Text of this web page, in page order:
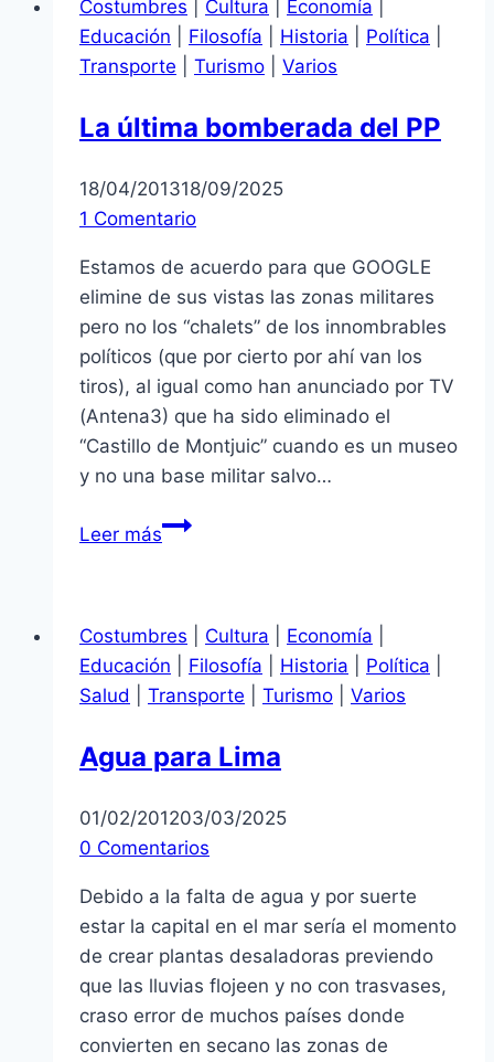
REVOCATORIA:
¡Viva
la
legislativa
Costumbres Cultura Economía
Educación
Filosofía Historia Política
Transporte
Turismo Varios
La última bomberada del PP
18/04/201318/09/2025
1 Comentario
Estamos de acuerdo para que GOOGLE
elimine de sus vistas las zonas militares
pero no los “chalets” de los innombrables
políticos (que por cierto por ahí van los
tiros), al igual como han anunciado por TV
(Antena3) que ha sido eliminado el
“Castillo de Montjuic” cuando es un museo
y no una base militar salvo…
Leer másLa
PP
Costumbres Cultura Economía
Educación
Filosofía Historia Política
Salud
Transporte Turismo Varios
Agua para Lima
01/02/201203/03/2025
0 Comentarios
Debido a la falta de agua y por suerte
estar la capital en el mar sería el momento
de crear plantas desaladoras previendo
que las lluvias flojeen y no con trasvases,
craso error de muchos países donde
convierten en secano las zonas de